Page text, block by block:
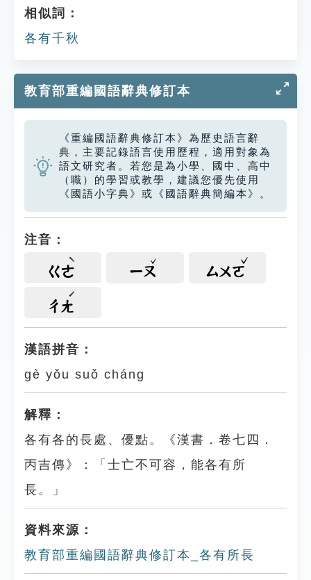
相似詞：
各有千秋
教育部重編國語辭典修訂本
《重編國語辭典修訂本》為歷史語言辭
典，主要記錄語言使用歷程，適用對象為
語文研究者。若您是為小學、國中、高中
（職）的學習或教學，建議您優先使用
《國語小字典》或《國語辭典簡編本》。
注音：
ㄍㄜ ㄧㄡ ㄙㄨㄛ
ㄔㄤ
漢語拼音：
gè yǒu suǒ cháng
解釋：
各有各的長處、優點。《漢書．卷七四．
丙吉傳》：「士亡不可容，能各有所
長。」
資料來源：
教育部重編國語辭典修訂本_各有所長